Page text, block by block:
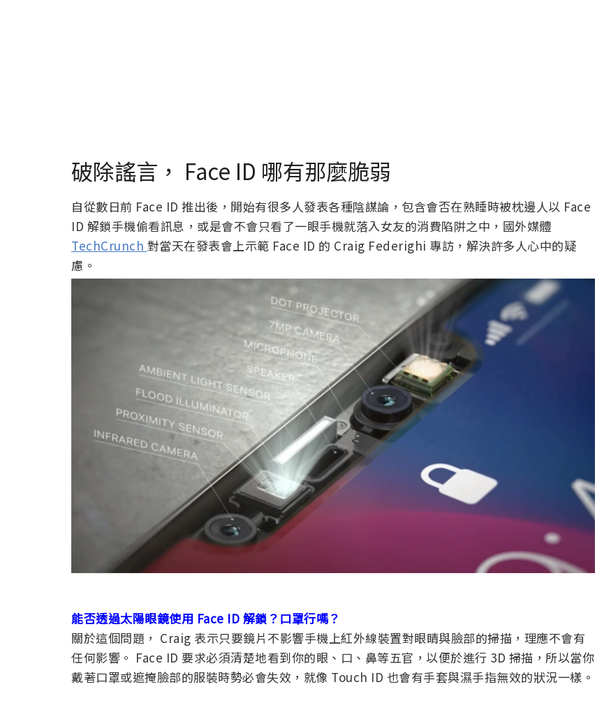
破除謠言， Face ID 哪有那麼脆弱
自從數日前 Face ID 推出後，開始有很多人發表各種陰謀論，包含會否在熟睡時被枕邊人以 Face
ID 解鎖手機偷看訊息，或是會不會只看了一眼手機就落入女友的消費陷阱之中，國外媒體
TechCrunch 對當天在發表會上示範 Face ID 的 Craig Federighi 專訪，解決許多人心中的疑
慮。
能否透過太陽眼鏡使用 Face ID 解鎖？口罩行嗎？
關於這個問題， Craig 表示只要鏡片不影響手機上紅外線裝置對眼睛與臉部的掃描，理應不會有
任何影響。 Face ID 要求必須清楚地看到你的眼、口、鼻等五官，以便於進行 3D 掃描，所以當你
戴著口罩或遮掩臉部的服裝時勢必會失效，就像 Touch ID 也會有手套與濕手指無效的狀況一樣。